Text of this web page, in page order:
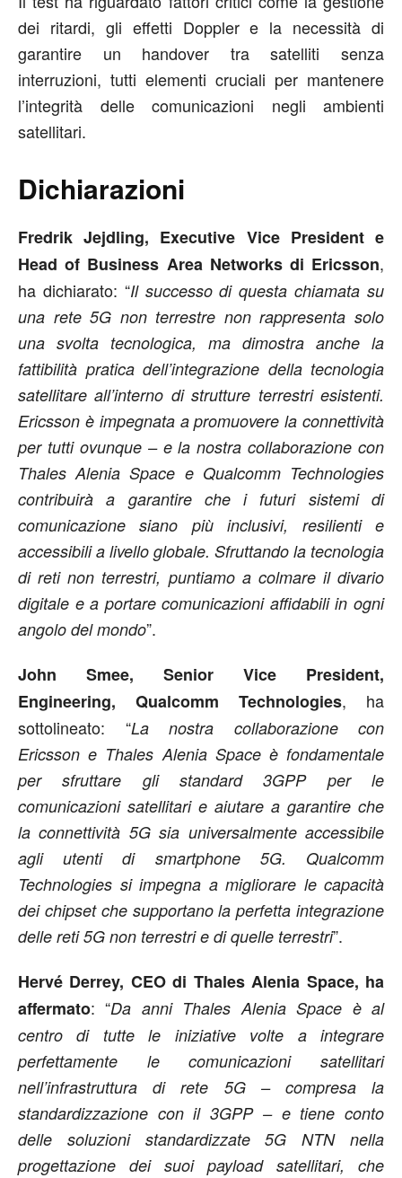
dei ritardi, gli effetti Doppler e la necessità di
garantire un handover tra satelliti senza
interruzioni, tutti elementi cruciali per mantenere
l’integrità delle comunicazioni negli ambienti
satellitari.
Dichiarazioni
Fredrik Jejdling, Executive Vice President e
Head of Business Area Networks di Ericsson,
ha dichiarato: “Il successo di questa chiamata su
una rete 5G non terrestre non rappresenta solo
una svolta tecnologica, ma dimostra anche la
fattibilità pratica dell’integrazione della tecnologia
satellitare all’interno di strutture terrestri esistenti.
Ericsson è impegnata a promuovere la connettività
per tutti ovunque – e la nostra collaborazione con
Thales Alenia Space e Qualcomm Technologies
contribuirà a garantire che i futuri sistemi di
comunicazione siano più inclusivi, resilienti e
accessibili a livello globale. Sfruttando la tecnologia
di reti non terrestri, puntiamo a colmare il divario
digitale e a portare comunicazioni affidabili in ogni
angolo del mondo”.
John Smee, Senior Vice President,
Engineering, Qualcomm Technologies, ha
sottolineato: “La nostra collaborazione con
Ericsson e Thales Alenia Space è fondamentale
per sfruttare gli standard 3GPP per le
comunicazioni satellitari e aiutare a garantire che
la connettività 5G sia universalmente accessibile
agli utenti di smartphone 5G. Qualcomm
Technologies si impegna a migliorare le capacità
dei chipset che supportano la perfetta integrazione
delle reti 5G non terrestri e di quelle terrestri”.
Hervé Derrey, CEO di Thales Alenia Space, ha
affermato: “Da anni Thales Alenia Space è al
centro di tutte le iniziative volte a integrare
perfettamente le comunicazioni satellitari
nell’infrastruttura di rete 5G – compresa la
standardizzazione con il 3GPP – e tiene conto
delle soluzioni standardizzate 5G NTN nella
progettazione dei suoi payload satellitari, che